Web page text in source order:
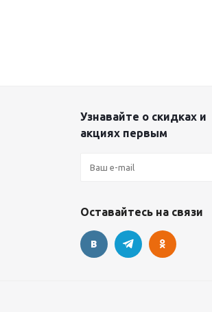
Узнавайте о скидках и
акциях первым
Оставайтесь на связи